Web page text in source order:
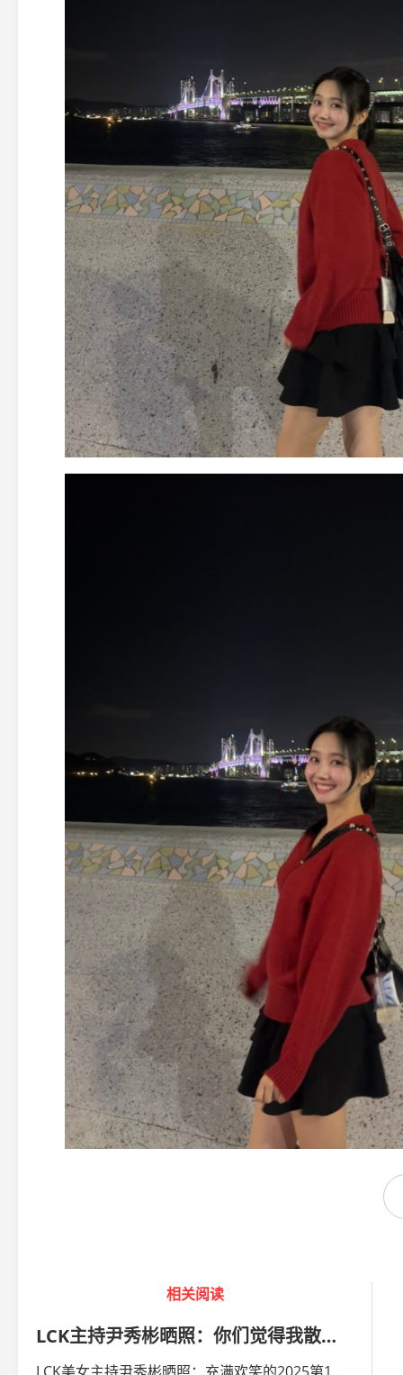
相关阅读
LCK主持尹秀彬晒照：你们觉得我散着头发好看，还是扎着好看呢？